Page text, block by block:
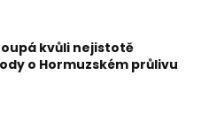
kvůli nejistotě
o Hormuzském průlivu